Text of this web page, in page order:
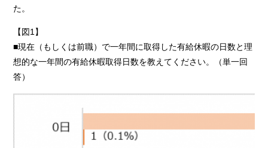
た。
【図1】
■現在（もしくは前職）で一年間に取得した有給休暇の日数と理
想的な一年間の有給休暇取得日数を教えてください。（単一回
答）